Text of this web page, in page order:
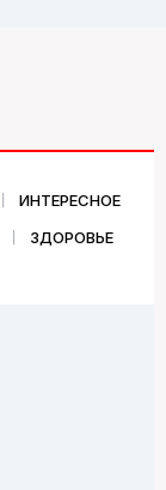
ИНТЕРЕСНОЕ
ЗДОРОВЬЕ